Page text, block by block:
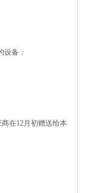
备：
在12月初赠送给本